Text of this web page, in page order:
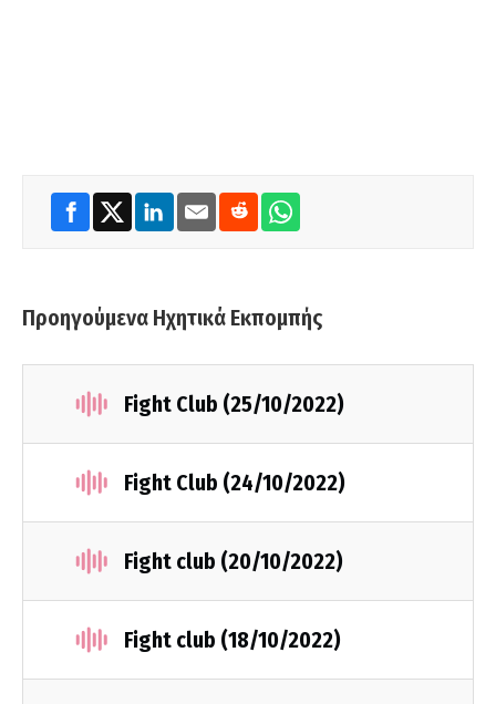
Προηγούμενα Ηχητικά Εκπομπής
Fight Club (25/10/2022)
Fight Club (24/10/2022)
Fight club (20/10/2022)
Fight club (18/10/2022)